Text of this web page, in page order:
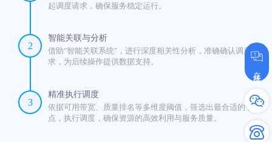
起调度请求，确保服务稳定运行。
2
智能关联与分析
借助"智能关联系统"，进行深度相关性分析，准确确认调度请
求，为后续操作提供数据支持。
3
精准执行调度
依据可用带宽、质量排名等多维度阈值，筛选出最合适的节
点，执行调度，确保资源的高效利用与服务质量。
在线咨询